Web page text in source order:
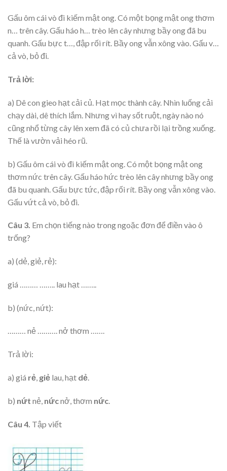
Gấu ôm cái vò đi kiếm mật ong. Có một bọng mật ong thơm
n… trên cây. Gấu háo h… trèo lên cây nhưng bầy ong đã bu
quanh. Gấu bực t…, đập rối rít. Bầy ong vẫn xông vào. Gấu v…
cả vò, bỏ đi.
Trả lời:
a) Dê con gieo hạt cải củ. Hạt mọc thành cây. Nhìn luống cải
chạy dài, dê thích lắm. Nhưng vì hay sốt ruột, ngày nào nó
cũng nhổ từng cây lên xem đã có củ chưa rồi lại trồng xuống.
Thế là vườn vải héo rũ.
b) Gấu ôm cái vò đi kiếm mật ong. Có một bọng mật ong
thơm nức trên cây. Gấu háo hức trèo lên cây nhưng bầy ong
đã bu quanh. Gấu bực tức, đập rối rít. Bầy ong vẫn xông vào.
Gấu vứt cả vò, bỏ đi.
Câu 3. Em chọn tiếng nào trong ngoặc đơn để điền vào ô
trống?
a) (dẻ, giẻ, rẻ):
giá ……… …….. lau hạt ……..
b) (nức, nứt):
……… nẻ ………. nở thơm …….
Trả lời:
a) giá rẻ, giẻ lau, hạt dẻ.
b) nứt nẻ, nứcnở, thơm nức.
Câu 4. Tập viết